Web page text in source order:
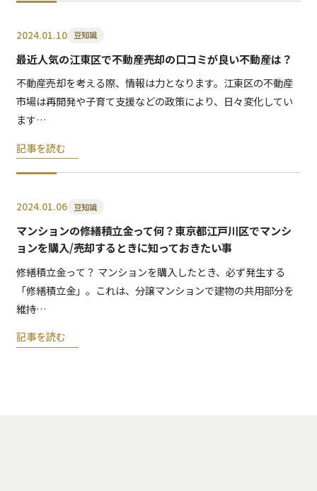
2024.01.10 豆知識
最近人気の江東区で不動産売却の口コミが良い不動産は？
不動産売却を考える際、情報は力となります。江東区の不動産
市場は再開発や子育て支援などの政策により、日々変化してい
ます…
記事を読む
2024.01.06 豆知識
マンションの修繕積立金って何？東京都江戸川区でマンシ
ョンを購入/売却するときに知っておきたい事
修繕積立金って？ マンションを購入したとき、必ず発生する
「修繕積立金」。これは、分譲マンションで建物の共用部分を
維持…
記事を読む